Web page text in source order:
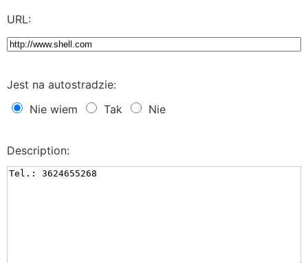
URL:
Jest na autostradzie:
Nie wiem
Tak Nie
Description: